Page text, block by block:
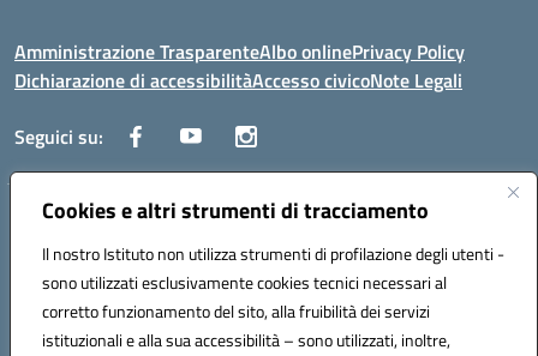
Cookies e altri strumenti di tracciamento
Il nostro Istituto non utilizza strumenti di profilazione degli utenti -
sono utilizzati esclusivamente cookies tecnici necessari al
corretto funzionamento del sito, alla fruibilità dei servizi
istituzionali e alla sua accessibilità – sono utilizzati, inoltre,
Amministrazione TrasparenteAlbo onlinePrivacy Policy
Dichiarazione di accessibilitàAccesso civicoNote Legali
Seguici su:
Via dei Cappuccini, 5 - 60044 Fabriano (AN) - Tel. 0732 3373 - 0732
3573 - Mail: anis01700P@istruzione.it - PEC:
Codice meccanografico: ANIS01700P - Codice iPA: istsc_ANIS01700P -
C.F. 81002710424 - Codice univoco fatturazione elettronica (CUF):
UFBMDS